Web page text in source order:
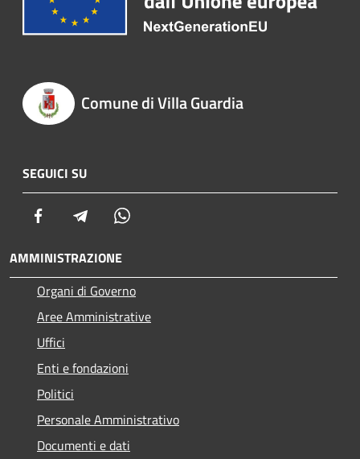
Comune di Villa Guardia
SEGUICI SU
Facebook Telegram
AMMINISTRAZIONE
Organi di Governo
Aree Amministrative
Uffici
Enti e fondazioni
Politici
Personale Amministrativo
Documenti e dati